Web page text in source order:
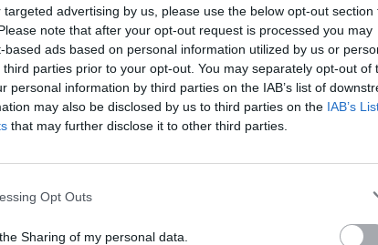
advertising by us, please use the below opt-out section
note that after your opt-out request is processed you may
ads based on personal information utilized by us or
parties prior to your opt-out. You may separately opt-out of
personal information by third parties on the IAB’s list of
may also be disclosed by us to third parties on the IAB’s
that may further disclose it to other third parties.
Opt Outs
Sharing of my personal data.